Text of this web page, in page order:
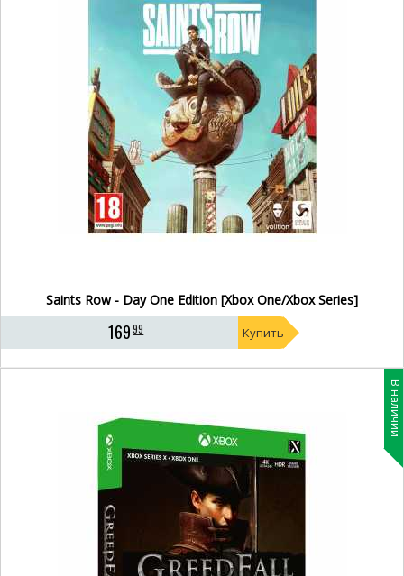
Saints Row - Day One Edition [Xbox One/Xbox Series]
16999 Купить
В наличии